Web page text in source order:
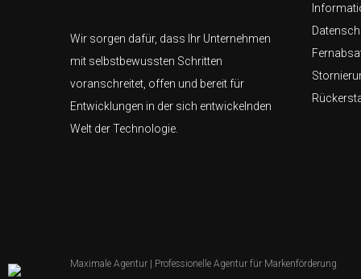
Wir sorgen dafür, dass Ihr Unternehmen
mit selbstbewussten Schritten
voranschreitet, offen und bereit für
Entwicklungen in der sich entwickelnden
Welt der Technologie.
Maximale Agentur | Professionelle Agentur für Markenförderung